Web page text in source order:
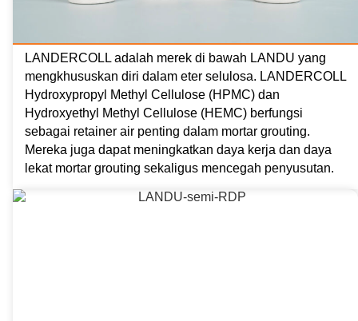
LANDERCOLL adalah merek di bawah LANDU yang
mengkhususkan diri dalam eter selulosa. LANDERCOLL
Hydroxypropyl Methyl Cellulose (HPMC) dan
Hydroxyethyl Methyl Cellulose (HEMC) berfungsi
sebagai retainer air penting dalam mortar grouting.
Mereka juga dapat meningkatkan daya kerja dan daya
lekat mortar grouting sekaligus mencegah penyusutan.